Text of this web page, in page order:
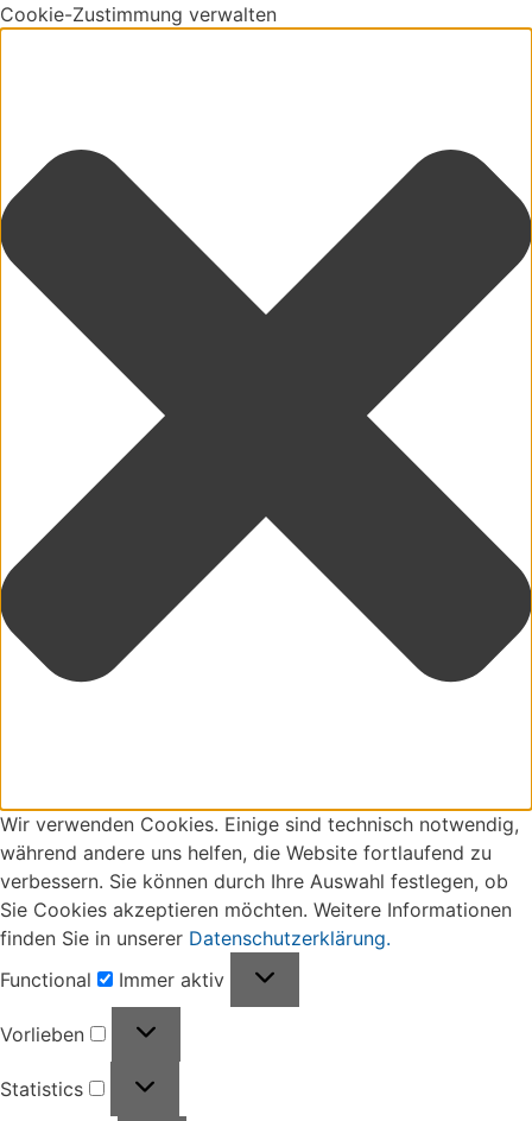
Cookie-Zustimmung verwalten
Wir verwenden Cookies. Einige sind technisch notwendig,
während andere uns helfen, die Website fortlaufend zu
verbessern. Sie können durch Ihre Auswahl festlegen, ob
Sie Cookies akzeptieren möchten. Weitere Informationen
finden Sie in unserer Datenschutzerklärung.
Functional
Immer aktiv
Vorlieben
Statistics